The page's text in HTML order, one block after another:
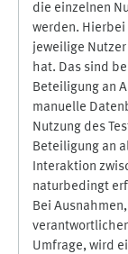
die einzelnen
werden.
jeweilige
hat. Das sind
Beteiligung an
manuelle
Nutzung des
Beteiligung an
Interaktion
naturbedingt
Bei
Umfrage, wird